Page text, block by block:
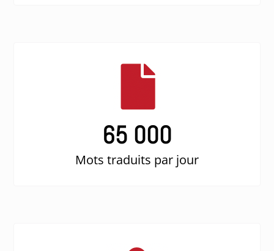
65 000
Mots traduits par jour